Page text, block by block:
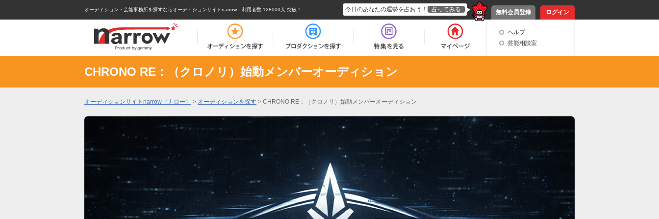
オーディション・芸能事務所を探すならオーディションサイトnarrow ：利用者数 128000人 突破！ 無料会員登録 ログイン
今日のあなたの運勢を占おう！ 占ってみる
ヘルプ
芸能相談室
CHRONO RE：（クロノリ）始動メンバーオーディション
オーディションサイトnarrow（ナロー） > オーディションを探す > CHRONO RE：（クロノリ）始動メンバーオーディション